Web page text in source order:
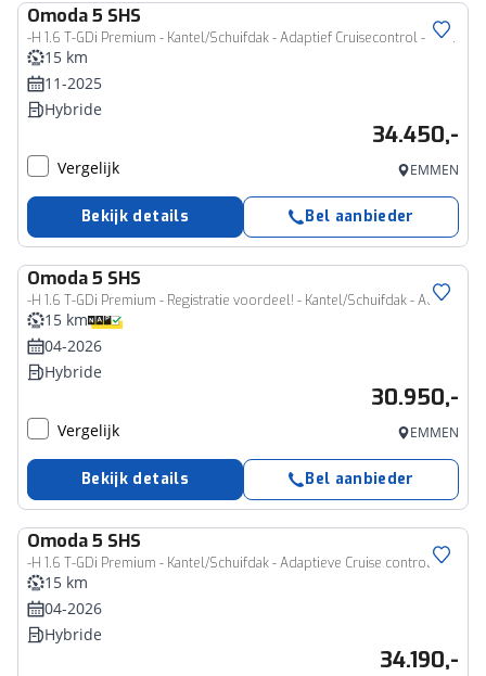
Omoda5 SHS
-H 1.6 T-GDi Premium - Kantel/Schuifdak - Adaptief Cruisecontrol - 18' Lichtmetalen Velgen - Privacy Glass - Stoel/Stuurwiel Verwarming - 7 Jaar Fabrieksgarantie
15 km
11-2025
Hybride
34.450,-
Vergelijk EMMEN
Bekijk details Bel aanbieder
Omoda5 SHS
-H 1.6 T-GDi Premium - Registratie voordeel! - Kantel/Schuifdak - Adaptieve Cruise control - Ventilatie Voorstoelen - Privacy Glass - Stoel/Stuurwiel Verwarming - 1000KM Rijbereik - 7 Jaar Fabrieksgarantie
15 km
04-2026
Hybride
30.950,-
Vergelijk EMMEN
Bekijk details Bel aanbieder
Omoda5 SHS
-H 1.6 T-GDi Premium - Kantel/Schuifdak - Adaptieve Cruise control - Ventilatie Voorstoelen - Privacy Glass - Stoel/Stuurwiel Verwarming - 1000KM Rijbereik - 7 Jaar Fabrieksgarantie
15 km
04-2026
Hybride
34.190,-